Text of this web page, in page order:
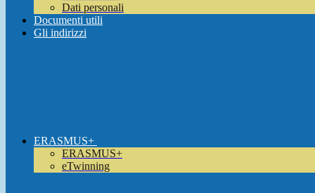
Dati personali
Documenti utili
Gli indirizzi
ERASMUS+
ERASMUS+
eTwinning